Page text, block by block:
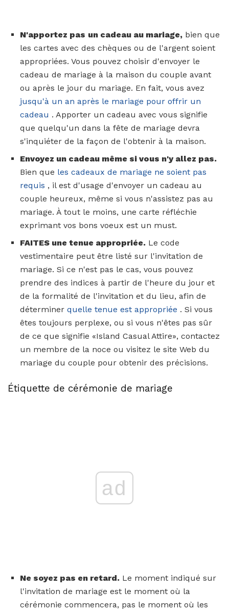
N'apportez pas un cadeau au mariage, bien que
les cartes avec des chèques ou de l'argent soient
appropriées. Vous pouvez choisir d'envoyer le
cadeau de mariage à la maison du couple avant
ou après le jour du mariage. En fait, vous avez
jusqu'à un an après le mariage pour offrir un
cadeau . Apporter un cadeau avec vous signifie
que quelqu'un dans la fête de mariage devra
s'inquiéter de la façon de l'obtenir à la maison.
Envoyez un cadeau même si vous n'y allez pas.
Bien que les cadeaux de mariage ne soient pas
requis , il est d'usage d'envoyer un cadeau au
couple heureux, même si vous n'assistez pas au
mariage. À tout le moins, une carte réfléchie
exprimant vos bons voeux est un must.
FAITES une tenue appropriée. Le code
vestimentaire peut être listé sur l'invitation de
mariage. Si ce n'est pas le cas, vous pouvez
prendre des indices à partir de l'heure du jour et
de la formalité de l'invitation et du lieu, afin de
déterminer quelle tenue est appropriée . Si vous
êtes toujours perplexe, ou si vous n'êtes pas sûr
de ce que signifie «Island Casual Attire», contactez
un membre de la noce ou visitez le site Web du
mariage du couple pour obtenir des précisions.
Étiquette de cérémonie de mariage
ad
Ne soyez pas en retard. Le moment indiqué sur
l'invitation de mariage est le moment où la
cérémonie commencera, pas le moment où les